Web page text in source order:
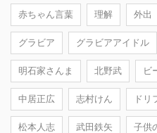
赤ちゃん言葉 理解 外出
グラビア グラビアアイドル
明石家さんま 北野武 ビ
中居正広 志村けん ドリ
松本人志 武田鉄矢 子供